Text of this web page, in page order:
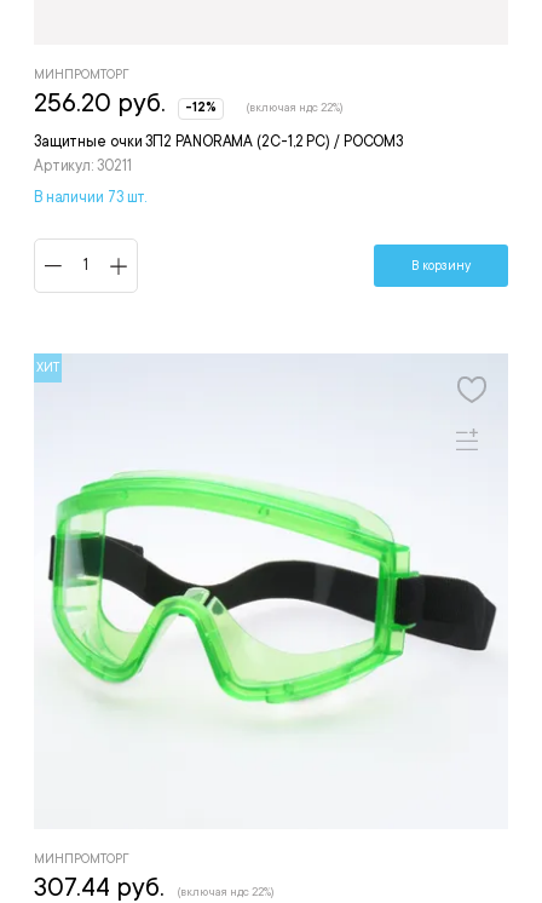
Защитные очки ЗП2 PANORAMA (2С-1,2 PС) / РОСОМЗ
Артикул: 30211
МИНПРОМТОРГ
256.20 руб. -12% (включая ндс 22%)
В наличии 73 шт.
В корзину
ХИТ
МИНПРОМТОРГ
307.44 руб. (включая ндс 22%)